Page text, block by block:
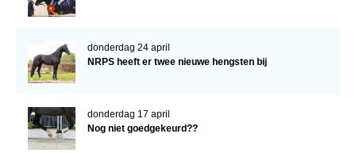
donderdag 24 april
NRPS heeft er twee nieuwe hengsten bij
donderdag 17 april
Nog niet goedgekeurd??